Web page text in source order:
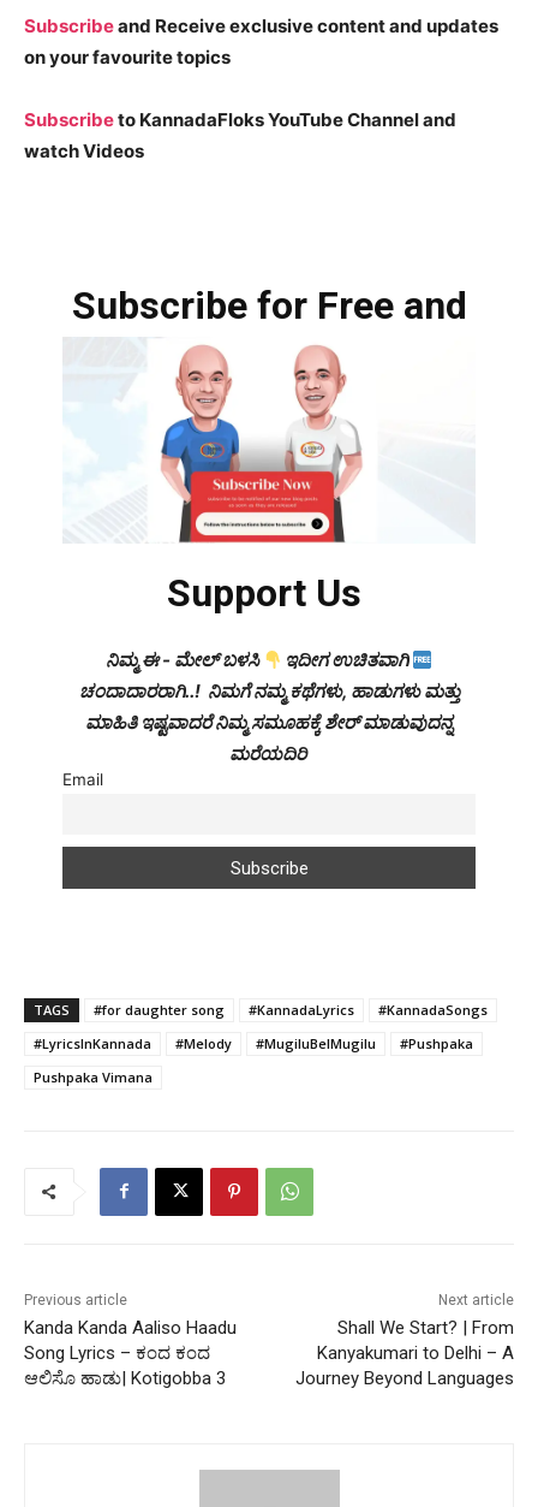
Subscribeand Receive exclusive content and updates
on your favourite topics
Subscribeto KannadaFloks YouTube Channel and
watch Videos
Subscribe for Free and
Support Us
ನಿಮ್ಮ ಈ - ಮೇಲ್ ಬಳಸಿ
ಇದೀಗ ಉಚಿತವಾಗಿ
ಚಂದಾದಾರರಾಗಿ..! ನಿಮಗೆ ನಮ್ಮ ಕಥೆಗಳು, ಹಾಡುಗಳು ಮತ್ತು
ಮಾಹಿತಿ ಇಷ್ಟವಾದರೆ ನಿಮ್ಮ ಸಮೂಹಕ್ಕೆ ಶೇರ್ ಮಾಡುವುದನ್ನ
ಮರೆಯದಿರಿ
Email
TAGS #for daughter song #KannadaLyrics
#KannadaSongs
#LyricsInKannada
#Melody #MugiluBelMugilu
#Pushpaka
Pushpaka Vimana
Previous article
Kanda Kanda Aaliso Haadu
Song Lyrics – ಕಂದ ಕಂದ
ಆಲಿಸೊ ಹಾಡು| Kotigobba 3
Next article
Shall We Start? | From
Kanyakumari to Delhi – A
Journey Beyond Languages